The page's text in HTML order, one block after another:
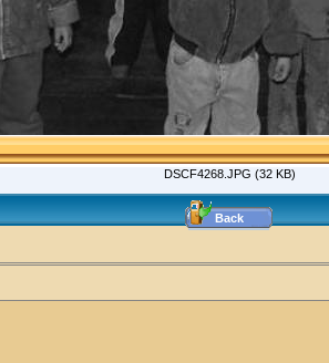
DSCF4268.JPG (32 KB)